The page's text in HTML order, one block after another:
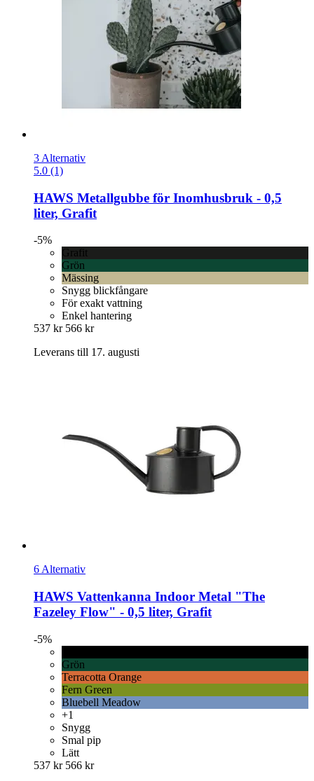
3 Alternativ
5.0 (1)
HAWS Metallgubbe för Inomhusbruk -​ 0,5
liter, Grafit
-5%
Grafit
Grön
Mässing
Snygg blickfångare
För exakt vattning
Enkel hantering
537 kr 566 kr
Leverans till 17. augusti
6 Alternativ
HAWS Vattenkanna Indoor Metal "The
Fazeley Flow" -​ 0,5 liter, Grafit
-5%
Grön
Terracotta Orange
Fern Green
Bluebell Meadow
+1
Snygg
Smal pip
Lätt
537 kr 566 kr